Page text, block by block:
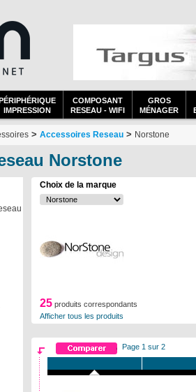
IMPRESSION
COMPOSANT
RESEAU - WIFI
GROS
MÉNAGER
> Accessoires Reseau > Norstone
Norstone
Choix de la marque
25 produits correspondants
Afficher tous les produits
Page 1 sur 2